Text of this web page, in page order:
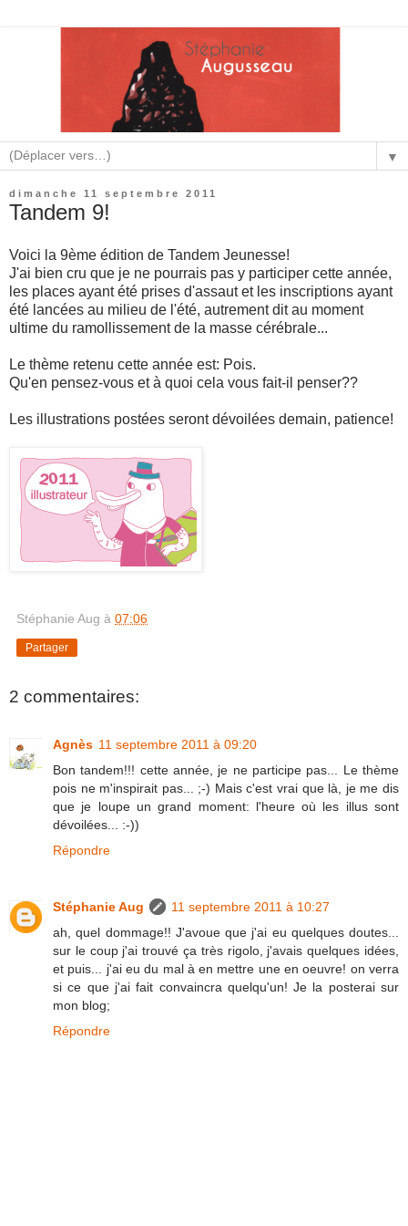
▼
dimanche 11 septembre 2011
Tandem 9!
Voici la 9ème édition de Tandem Jeunesse!
J'ai bien cru que je ne pourrais pas y participer cette année,
les places ayant été prises d'assaut et les inscriptions ayant
été lancées au milieu de l'été, autrement dit au moment
ultime du ramollissement de la masse cérébrale...
Le thème retenu cette année est: Pois.
Qu'en pensez-vous et à quoi cela vous fait-il penser??
Les illustrations postées seront dévoilées demain, patience!
Stéphanie Aug à 07:06
Partager
2 commentaires:
Agnès 11 septembre 2011 à 09:20
Bon tandem!!! cette année, je ne participe pas... Le thème
pois ne m'inspirait pas... ;-) Mais c'est vrai que là, je me dis
que je loupe un grand moment: l'heure où les illus sont
dévoilées... :-))
Répondre
Stéphanie Aug
11 septembre 2011 à 10:27
ah, quel dommage!! J'avoue que j'ai eu quelques doutes...
sur le coup j'ai trouvé ça très rigolo, j'avais quelques idées,
et puis... j'ai eu du mal à en mettre une en oeuvre! on verra
si ce que j'ai fait convaincra quelqu'un! Je la posterai sur
mon blog;
Répondre